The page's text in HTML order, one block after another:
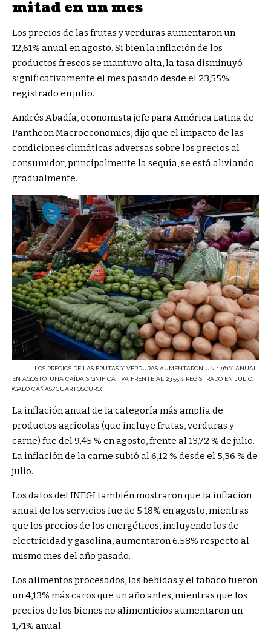
mitad en un mes
Los precios de las frutas y verduras aumentaron un
12,61% anual en agosto. Si bien la inflación de los
productos frescos se mantuvo alta, la tasa disminuyó
significativamente el mes pasado desde el 23,55%
registrado en julio.
Andrés Abadía, economista jefe para América Latina de
Pantheon Macroeconomics, dijo que el impacto de las
condiciones climáticas adversas sobre los precios al
consumidor, principalmente la sequía, se está aliviando
gradualmente.
LOS PRECIOS DE LAS FRUTAS Y VERDURAS AUMENTARON UN 12,61% ANUAL
EN AGOSTO, UNA CAÍDA SIGNIFICATIVA FRENTE AL 23,55% REGISTRADO EN JULIO.
(GALO CAÑAS/CUARTOSCURO)
La inflación anual de la categoría más amplia de
productos agrícolas (que incluye frutas, verduras y
carne) fue del 9,45 % en agosto, frente al 13,72 % de julio.
La inflación de la carne subió al 6,12 % desde el 5,36 % de
julio.
Los datos del INEGI también mostraron que la inflación
anual de los servicios fue de 5.18% en agosto, mientras
que los precios de los energéticos, incluyendo los de
electricidad y gasolina, aumentaron 6.58% respecto al
mismo mes del año pasado.
Los alimentos procesados, las bebidas y el tabaco fueron
un 4,13% más caros que un año antes, mientras que los
precios de los bienes no alimenticios aumentaron un
1,71% anual.